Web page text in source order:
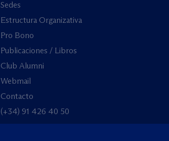
Sedes
Estructura Organizativa
Pro Bono
Publicaciones / Libros
Club Alumni
Webmail
Contacto
(+34) 91 426 40 50